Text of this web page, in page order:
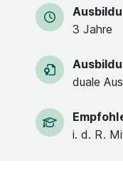
3 Jahre
duale
i. d. R.